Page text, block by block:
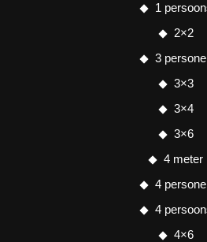
1
2×2
3
3×3
3×4
3×6
4 meter
4
4
4×6